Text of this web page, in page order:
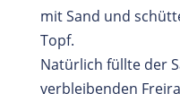
mit Sand und
Topf.
Natürlich füllte der
verbleibenden